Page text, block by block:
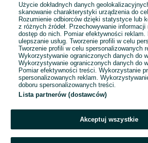
E-mail
Hasło
Użycie dokładnych danych
skanowanie charakterystyki urządzenia do
Rozumienie odbiorców dzięki statystyce lub
z różnych źródeł. Przechowywanie
dostęp do nich. Pomiar efektywności reklam.
ulepszanie usług. Tworzenie profili w celu
Tworzenie profili w celu spersonalizowanych
Wykorzystywanie ograniczonych danych do
Wykorzystywanie ograniczonych danych do
Pomiar efektywności treści. Wykorzystanie
spersonalizowanych reklam.
doboru spersonalizowanych treści.
Lista partnerów (dostawców)
Akceptuj wszystkie